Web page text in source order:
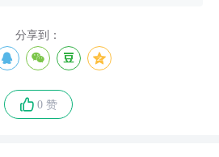
分享到：
0 赞